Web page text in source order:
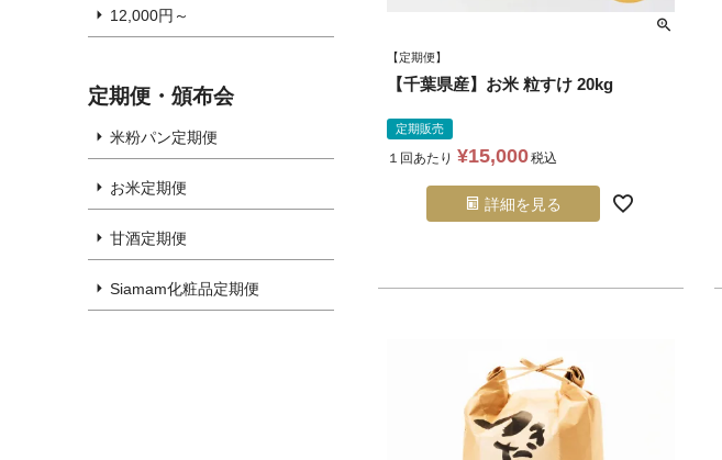
12,000円～
定期便・頒布会
米粉パン定期便
お米定期便
甘酒定期便
Siamam化粧品定期便
【定期便】
【千葉県産】お米 粒すけ 20kg
定期販売
１回あたり ¥15,000税込
詳細を見る